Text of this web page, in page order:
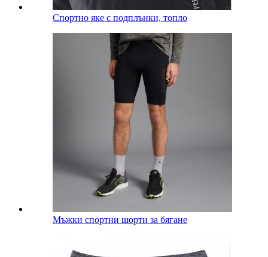
Спортно яке с подплънки, топло
Мъжки спортни шорти за бягане